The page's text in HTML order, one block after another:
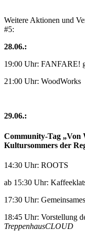
Weitere Aktionen und
#5:
28.06.:
19:00 Uhr: FANFARE!
21:00 Uhr: WoodWorks
29.06.:
Community-Tag „Von
Kultursommers der
14:30 Uhr: ROOTS
ab 15:30 Uhr:
17:30 Uhr:
18:45 Uhr: Vorstellung
TreppenhausCLOUD